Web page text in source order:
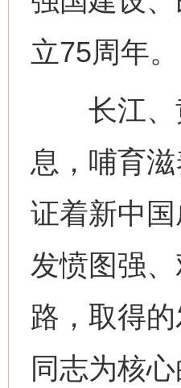
立75周年。
长江、黄
息，哺育
证着新中
发愤图强
路，取得
同志为核